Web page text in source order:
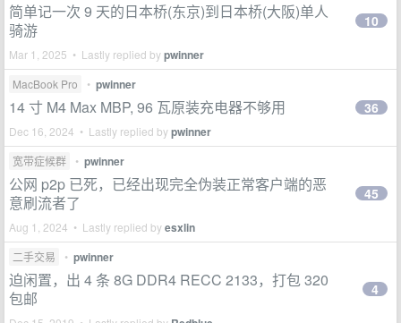
简单记一次 9 天的日本桥(东京)到日本桥(大阪)单人
骑游
Mar 1, 2025 • Lastly replied bypwinner
10
MacBook Pro • pwinner
14 寸 M4 Max MBP, 96 瓦原装充电器不够用
Dec 16, 2024 • Lastly replied bypwinner
36
宽带症候群 • pwinner
公网 p2p 已死，已经出现完全伪装正常客户端的恶
意刷流者了
Aug 1, 2024 • Lastly replied byesxlin
45
二手交易 • pwinner
迫闲置，出 4 条 8G DDR4 RECC 2133，打包 320
包邮
4